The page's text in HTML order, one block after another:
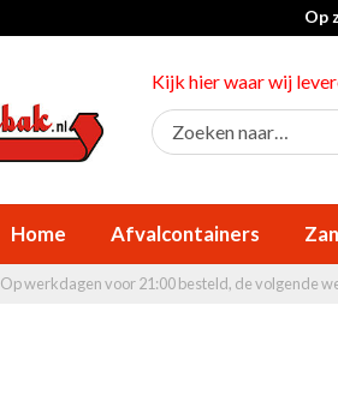
Op
Kijk hier waar wij
Home Afvalcontainers
Op werkdagen voor 21:00 besteld, de volgende